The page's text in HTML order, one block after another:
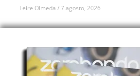
Leire Olmeda 7 agosto, 2026